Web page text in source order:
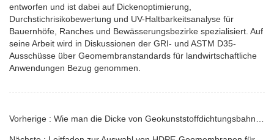
entworfen und ist dabei auf Dickenoptimierung,
Durchstichrisikobewertung und UV-Haltbarkeitsanalyse für
Bauernhöfe, Ranches und Bewässerungsbezirke spezialisiert. Auf
seine Arbeit wird in Diskussionen der GRI- und ASTM D35-
Ausschüsse über Geomembranstandards für landwirtschaftliche
Anwendungen Bezug genommen.